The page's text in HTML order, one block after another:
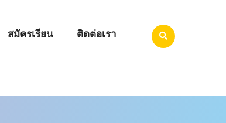
สมัครเรียน ติดต่อเรา